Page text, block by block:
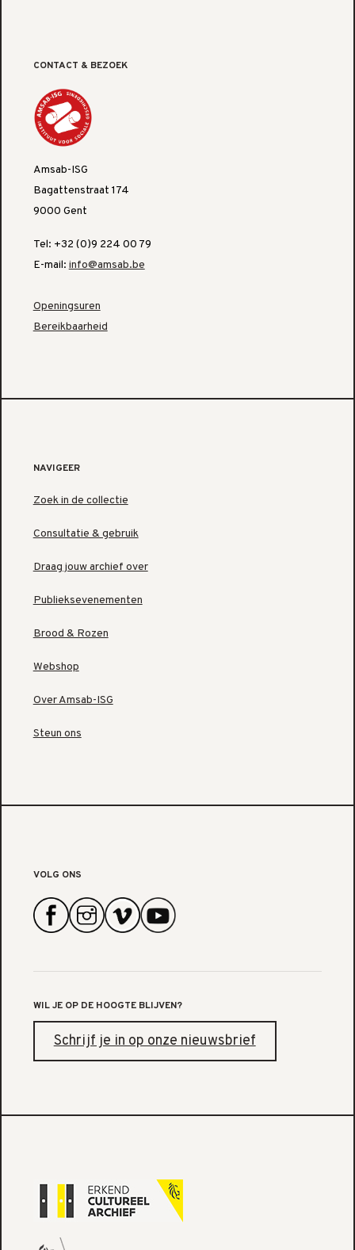
CONTACT & BEZOEK
Amsab-ISG
Bagattenstraat 174
9000 Gent
Tel: +32 (0)9 224 00 79
E-mail: info@amsab.be
Openingsuren
Bereikbaarheid
NAVIGEER
Zoek in de collectie
Consultatie & gebruik
Draag jouw archief over
Publieksevenementen
Brood & Rozen
Webshop
Over Amsab-ISG
Steun ons
VOLG ONS
WIL JE OP DE HOOGTE BLIJVEN?
Schrijf je in op onze nieuwsbrief